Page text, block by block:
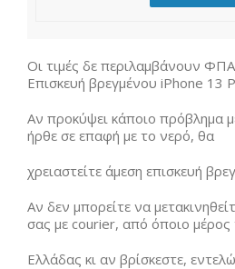
Οι τιμές δε περιλαμβάνουν
Επισκευή βρεγμένου iPhone 13
Αν προκύψει κάποιο πρόβλημα
ήρθε σε επαφή με το νερό, θα
χρειαστείτε άμεση επισκευή
Αν δεν μπορείτε να
σας με courier, από όποιο μέρος
Ελλάδας κι αν βρίσκεστε,